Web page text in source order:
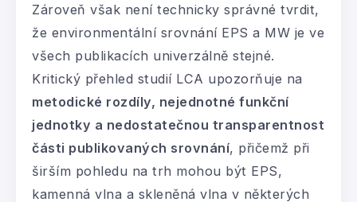
Zároveň však není technicky správné tvrdit,
že environmentální srovnání EPS a MW je ve
všech publikacích univerzálně stejné.
Kritický přehled studií LCA upozorňuje na
metodické rozdíly, nejednotné funkční
jednotky a nedostatečnou transparentnost
části publikovaných srovnání, přičemž při
širším pohledu na trh mohou být EPS,
kamenná vlna a skleněná vlna v některých